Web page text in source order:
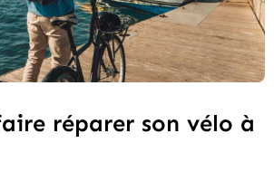
réparer son vélo à